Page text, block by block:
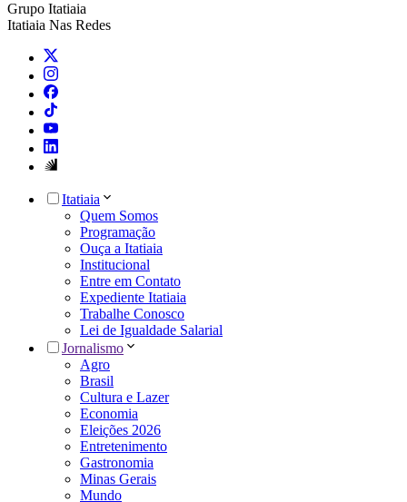
Grupo Itatiaia
Itatiaia Nas Redes
Itatiaia
Quem Somos
Programação
Ouça a Itatiaia
Institucional
Entre em Contato
Expediente Itatiaia
Trabalhe Conosco
Lei de Igualdade Salarial
Jornalismo
Agro
Brasil
Cultura e Lazer
Economia
Eleições 2026
Entretenimento
Gastronomia
Minas Gerais
Mundo